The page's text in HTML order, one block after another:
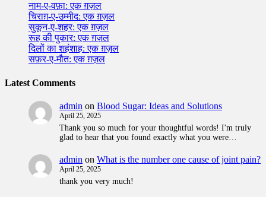
नाम-ए-वफ़ा: एक ग़ज़ल
चिराग़-ए-उम्मीद: एक ग़ज़ल
सुकून-ए-शहर: एक ग़ज़ल
रूह की पुकार: एक ग़ज़ल
दिलों का शहंशाह: एक ग़ज़ल
सफ़र-ए-मौत: एक ग़ज़ल
Latest Comments
admin on Blood Sugar: Ideas and Solutions
April 25, 2025
Thank you so much for your thoughtful words! I'm truly
glad to hear that you found exactly what you were…
admin on What is the number one cause of joint pain?
April 25, 2025
thank you very much!